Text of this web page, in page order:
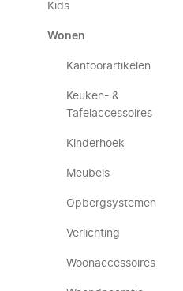
Kids
Wonen
Kantoorartikelen
Keuken- &
Tafelaccessoires
Kinderhoek
Meubels
Opbergsystemen
Verlichting
Woonaccessoires